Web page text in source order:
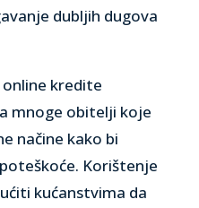
dubljih dugova
online kredite
mnoge obitelji koje
načine kako bi
Korištenje
kućanstvima da